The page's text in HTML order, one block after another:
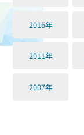
2016年
2011年
2007年